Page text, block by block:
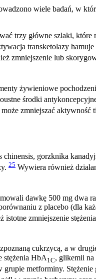
wiele badań, w
trzy główne szlaki,
transketolazy
zmniejszenie lub
żywieniowe
środki
zmniejszać aktywność
gorzknika
25 Wywiera również
dawkę 500 mg dwa
z placebo (dla
zmniejszenie
cukrzycą, a w
stężenia HbA 1C, glikemii na
metforminy. Stężenie